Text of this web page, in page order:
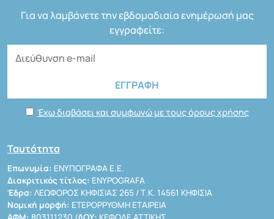
Για να λαμβάνετε την εβδομαδιαία ενημέρωσή μας
εγγραφείτε:
Έχω διαβάσει και συμφωνώ με τους όρους χρήσης
Ταυτότητα
Επωνυμία: ΕΝΥΠΟΓΡΑΦΑ Ε.Ε.
Διακριτικός τίτλος: ENYPOGRAFA
Έδρα: ΛΕΩΦΟΡΟΣ ΚΗΦΙΣΙΑΣ 265 / Τ.Κ. 14561 ΚΗΦΙΣΙΑ
Νομική μορφή: ΕΤΕΡΟΡΡΥΘΜΗ ΕΤΑΙΡΕΙΑ